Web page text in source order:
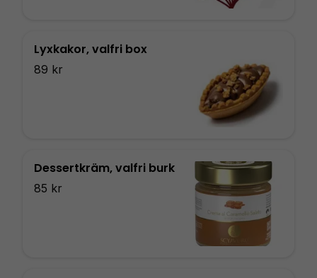
Lyxkakor, valfri box
89 kr
Dessertkräm, valfri burk
85 kr